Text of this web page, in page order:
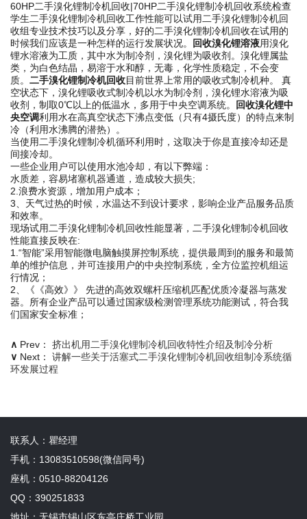
60HP二手溴化锂制冷机回收|70HP二手溴化锂制冷机回收系统检查
学生二手溴化锂制冷机回收工作性能可以试用二手溴化锂制冷机回
收组专业技术技巧以及分享，好的二手溴化锂制冷机回收在试用的
时候我们应该是一种怎样的运行发展状况。
回收溴化锂溶液用溴化
锂水溶液为工质，其中水为制冷剂，溴化锂为吸收剂。溴化锂属盐
类，为白色结晶，易溶于水和醇，无毒，化学性质稳定，不会变
质。 二手溴化锂制冷机回收目前世界上常用的吸收式制冷机种。 真
空状态下，溴化锂吸收式制冷机以水为制冷剂，溴化锂水溶液为吸
收剂，制取0℃以上的低温水，多用于中央空调系统。
回收溴化锂中
央空调利用水在高真空状态下沸点变低（只有4摄氏度）的特点来制
冷（利用水沸腾的潜热）。
当使用二手溴化锂制冷机循环利用时，这取决于你是直接冷却还是
间接冷却。
一些企业用户可以使用水池冷却，有以下弊端：
水质差，容易堵塞机器通道，造成较大损失;
2.浪费水资源，增加用户成本；
3、天气过热的时候，水温达不到设计要求，影响企业产品服务品质
和效率。
现场试用二手溴化锂制冷机回收性能显著，二手溴化锂制冷机回收
性能直接反映在:
1.“智能”采用智能微电脑触摸屏控制系统，提供最周到的服务和最简
单的维护信息，并可连接用户的中央控制系统，全方位监控机组运
行情况；
2、《《高效》》 先进的高效双螺杆压缩机匹配优质冷凝器与蒸发
器。所有企业产品可以通过国家级检测管理系统功能测试，符合我
们国家安全标准；
∧ Prev： 挤出机用二手溴化锂制冷机回收特性介绍及制冷分析
∨ Next： 讲解一些关于活塞式二手溴化锂制冷机回收组制冷系统循
环发展过程
联系人：瞿经理
手机：13083510598(微信同号)
座机：0510-88204126
QQ：390251833